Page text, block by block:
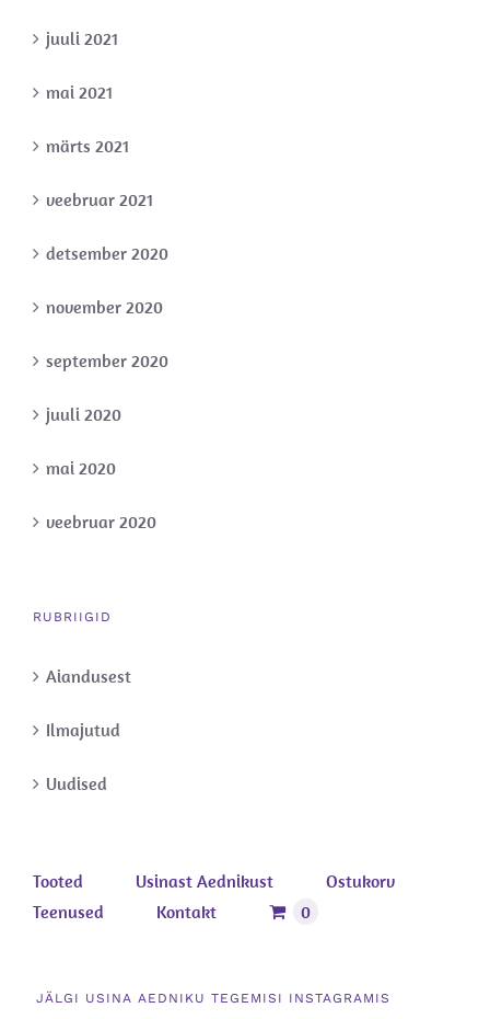
juuli 2021
mai 2021
märts 2021
veebruar 2021
detsember 2020
november 2020
september 2020
juuli 2020
mai 2020
veebruar 2020
RUBRIIGID
Aiandusest
Ilmajutud
Uudised
Tooted Usinast Aednikust
Ostukorv
Teenused
Kontakt 0
JÄLGI USINA AEDNIKU TEGEMISI INSTAGRAMIS